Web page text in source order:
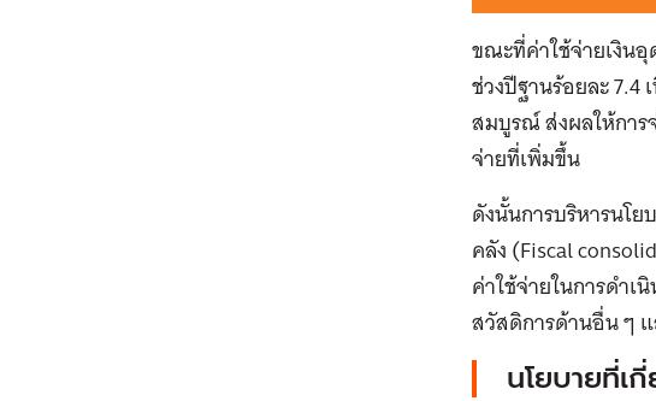
ขณะที่ค่าใช้จ่ายเงิน
ช่วงปีฐานร้อยละ 7.4
สมบูรณ์ ส่งผลให้การ
จ่ายที่เพิ่มขึ้น
ดังนั้นการบริหารนโ
คลัง (Fiscal
ค่าใช้จ่ายในการดำ
สวัสดิการด้านอื่น ๆ
นโยบายที่เ